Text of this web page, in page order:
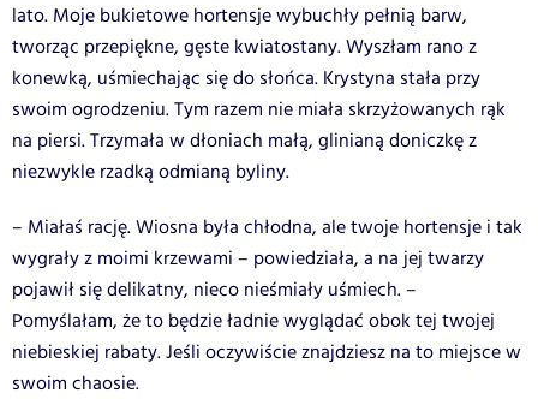
lato. Moje bukietowe hortensje wybuchły pełnią barw,
tworząc przepiękne, gęste kwiatostany. Wyszłam rano z
konewką, uśmiechając się do słońca. Krystyna stała przy
swoim ogrodzeniu. Tym razem nie miała skrzyżowanych rąk
na piersi. Trzymała w dłoniach małą, glinianą doniczkę z
niezwykle rzadką odmianą byliny.
– Miałaś rację. Wiosna była chłodna, ale twoje hortensje i tak
wygrały z moimi krzewami – powiedziała, a na jej twarzy
pojawił się delikatny, nieco nieśmiały uśmiech. –
Pomyślałam, że to będzie ładnie wyglądać obok tej twojej
niebieskiej rabaty. Jeśli oczywiście znajdziesz na to miejsce w
swoim chaosie.